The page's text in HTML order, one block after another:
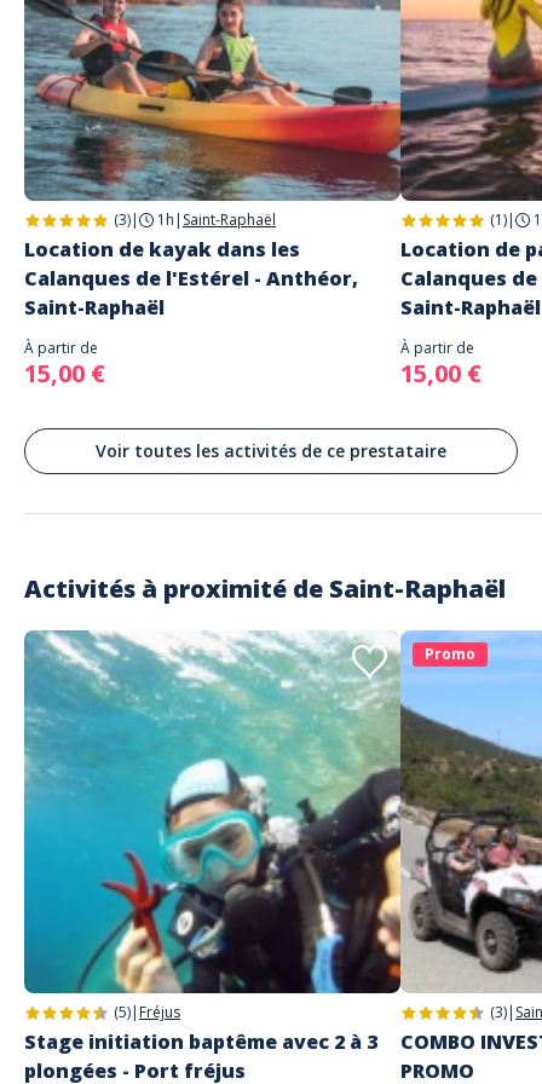
Français
Anglais
Espagnol
Allemand
Adresse
Antheor Aventures
1440 ZONE ARTISANALE D'AGAY
Saint-Raphaël
(3)| 1h | Saint-Raphaël
Location de kayak dans les
Calanques de l'Estérel - Anthéor,
Saint-Raphaël
À partir de
15,00 €
(1)|
Location de
Calanques
Saint-Raphaël
À partir de
15,00 €
Voir toutes les activités de ce prestataire
Activités à proximité de Saint-Raphaël
(5)| Fréjus
Stage initiation baptême avec 2 à 3
plongées - Port fréjus
Promo
(3)|
COMBO
PROMO